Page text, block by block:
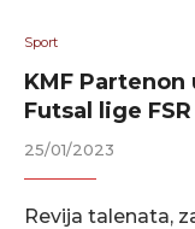
Sport
KMF Partenon
Futsal lige
25/01/2023
Revija talenata,